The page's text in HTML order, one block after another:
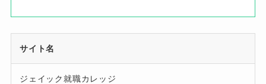
サイト名
ジェイック就職カレッジ